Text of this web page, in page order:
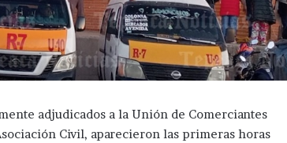
adjudicados a la Unión de Comerciantes
Civil, aparecieron las primeras horas